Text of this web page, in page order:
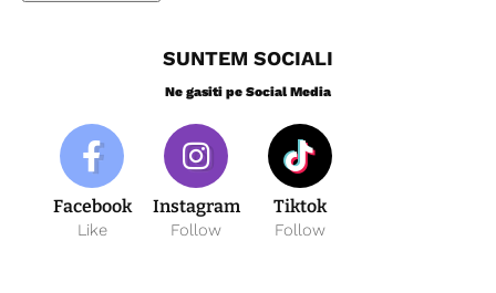
SUNTEM SOCIALI
Ne gasiti pe Social Media
Facebook
Like
Instagram
Follow
Tiktok
Follow